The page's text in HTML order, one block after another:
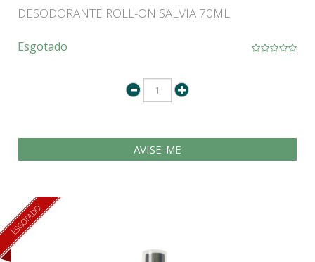
DESODORANTE ROLL-ON SALVIA 70ML
Esgotado
AVISE-ME
ESGOTADO